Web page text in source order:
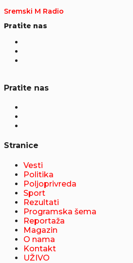
Sremski M Radio
Pratite nas
Pratite nas
Stranice
Vesti
Politika
Poljoprivreda
Sport
Rezultati
Programska šema
Reportaža
Magazin
O nama
Kontakt
UŽIVO